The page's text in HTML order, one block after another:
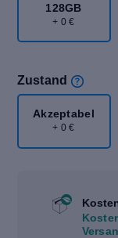
128GB
+ 0 €
Zustand
Akzeptabel
+ 0 €